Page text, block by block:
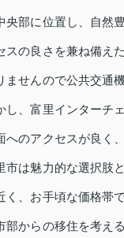
央部に位置し、自然
スの良さを兼ね備え
ませんので公共交通
し、富里インターチ
へのアクセスが良く
市は魅力的な選択肢
く、お手頃な価格帯
部からの移住を考え